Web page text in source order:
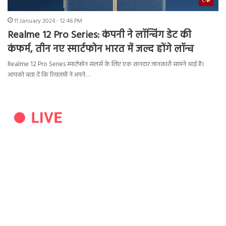
11 January 2024 - 12:46 PM
Realme 12 Pro Series: कंपनी ने लॉन्चिंग डेट की
कंफर्म, तीन नए स्मार्टफोन भारत में जल्द होंगे लॉन्च
Realme 12 Pro Series स्मार्टफोन सलर्स के लिए एक शानदार जानकारी सामने आई है।
आपको बता दें कि रियलमी ने अपने…